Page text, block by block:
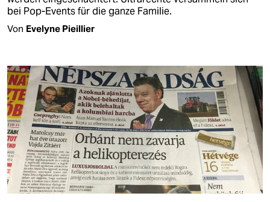
bei Pop-Events für die ganze Familie.
Von Evelyne Pieillier